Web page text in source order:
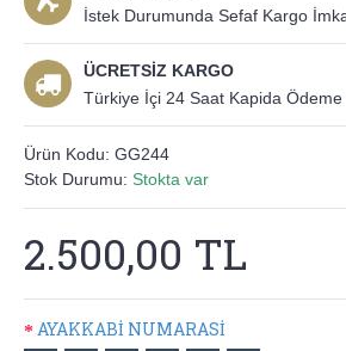
İstek Durumunda Sefaf Kargo
ÜCRETSİZ KARGO
Türkiye İçi 24 Saat Kapida Ödeme
Ürün Kodu: GG244
Stok Durumu: Stokta var
2.500,00 TL
AYAKKABİ NUMARASİ